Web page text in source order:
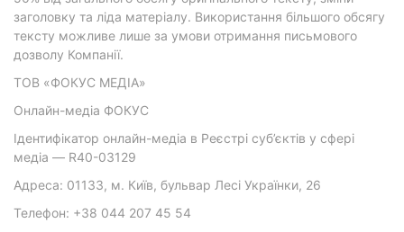
заголовку та ліда матеріалу. Використання більшого обсягу
тексту можливе лише за умови отримання письмового
дозволу Компанії.
ТОВ «ФОКУС МЕДІА»
Онлайн-медіа ФОКУС
Ідентифікатор онлайн-медіа в Реєстрі суб’єктів у сфері
медіа — R40-03129
Адреса: 01133, м. Київ, бульвар Лесі Українки, 26
Телефон: +38 044 207 45 54